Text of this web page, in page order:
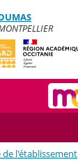
de l'établissement